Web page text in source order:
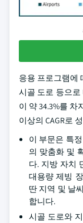
응용 프로그램에
시골 도로 등으로
이 약 34.3%를 차
이상의 CAGR로
이 부문은 특
의 맞춤화 및
다. 지방 자치
대용량 제빙
딴 지역 및 날
합니다.
시골 도로와